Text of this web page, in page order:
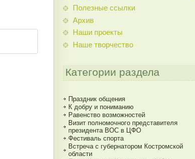
Полезные ссылки
Архив
Наши проекты
Наше творчество
Категории раздела
Праздник общения
К добру и пониманию
Равенство возможностей
Визит полномочного представителя
президента ВОС в ЦФО
Фестиваль спорта
Встреча с губернатором Костромской
области